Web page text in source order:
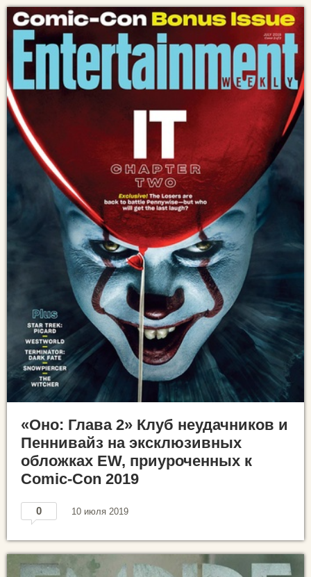
«Оно: Глава 2» Клуб неудачников и
Пеннивайз на эксклюзивных
обложках EW, приуроченных к
Comic-Con 2019
0 10 июля 2019